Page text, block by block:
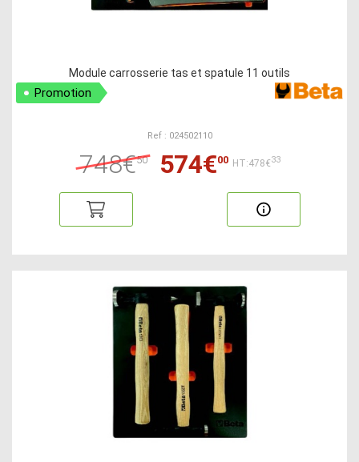
Module carrosserie tas et spatule 11 outils
Promotion
Ref : 024502110
748€50 574€00 HT:478€33